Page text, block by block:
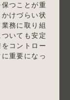
つことが重
けづらい状
務に取り組
いても安定
コントロー
重要になっ